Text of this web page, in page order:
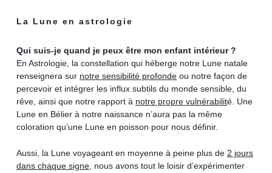
La Lune en astrologie
Qui suis-je quand je peux être mon enfant intérieur ?
En Astrologie, la constellation qui héberge notre Lune natale
renseignera sur notre sensibilité profondeou notre façon de
percevoir et intégrer les influx subtils du monde sensible, du
rêve, ainsi que notre rapport à notre propre vulnérabilité. Une
Lune en Bélier à notre naissance n’aura pas la même
coloration qu’une Lune en poisson pour nous définir.
Aussi, la Lune voyageant en moyenne à peine plus de 2 jours
dans chaque signe, nous avons tout le loisir d’expérimenter